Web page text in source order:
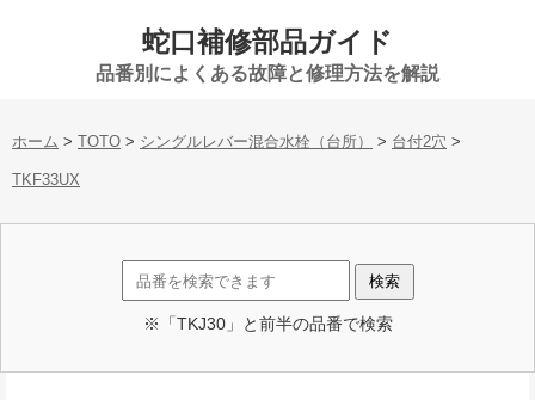
蛇口補修部品ガイド
品番別によくある故障と修理方法を解説
ホーム > TOTO > シングルレバー混合水栓（台所） > 台付2穴 >
TKF33UX
※「TKJ30」と前半の品番で検索